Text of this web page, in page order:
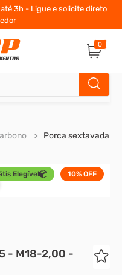
3h - Ligue e solicite direto
0
Porca sextavada
Elegível 10% OFF
- M18-2,00 -